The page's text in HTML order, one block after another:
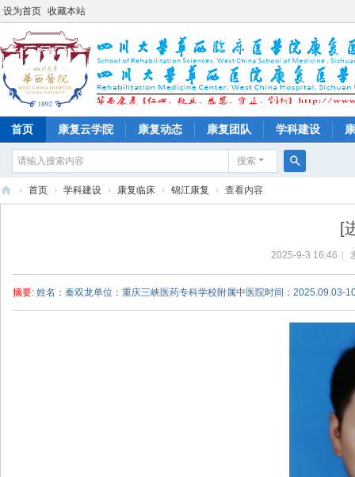
设为首页 收藏本站
首页 康复云学院 康复动态 康复团队 学科建设
搜索
索
› 首页 › 学科建设 › 康复临床 › 锦江康复 › 查看内容
[
2025-9-3 16:46
摘要: 姓名：秦双龙单位：重庆三峡医药专科学校附属中医院时间：2025.09.03-